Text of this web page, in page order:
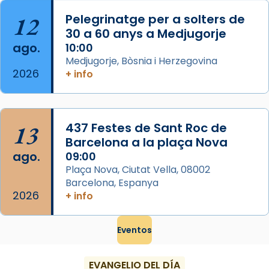
Foto
View on Facebook ·
12
ago.
2026
Pelegrinatge per a solters de
30 a 60 anys a Medjugorje
10:00
Medjugorje, Bòsnia i Herzegovina
+ info
13
ago.
2026
437 Festes de Sant Roc de
Barcelona a la plaça Nova
09:00
Plaça Nova, Ciutat Vella, 08002
Barcelona, Espanya
+ info
Eventos
EVANGELIO DEL DÍA